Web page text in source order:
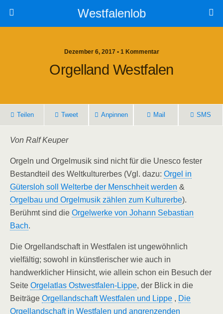
Westfalenlob
Dezember 6, 2017 • 1 Kommentar
Orgelland Westfalen
Teilen Tweet Anpinnen Mail SMS
Von Ralf Keuper
Orgeln und Orgelmusik sind nicht für die Unesco fester
Bestandteil des Weltkulturerbes (Vgl. dazu: Orgel in
Gütersloh soll Welterbe der Menschheit werden &
Orgelbau und Orgelmusik zählen zum Kulturerbe).
Berühmt sind die Orgelwerke von Johann Sebastian
Bach.
Die Orgellandschaft in Westfalen ist ungewöhnlich
vielfältig; sowohl in künstlerischer wie auch in
handwerklicher Hinsicht, wie allein schon ein Besuch der
Seite Orgelatlas Ostwestfalen-Lippe, der Blick in die
Beiträge Orgellandschaft Westfalen und Lippe , Die
Orgellandschaft in Westfalen und angrenzenden